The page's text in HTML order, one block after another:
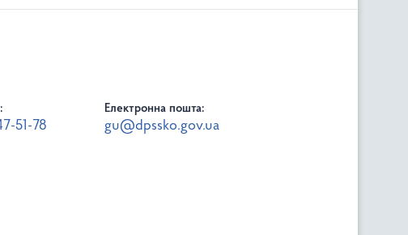
51-78
Електронна пошта:
gu@dpssko.gov.ua